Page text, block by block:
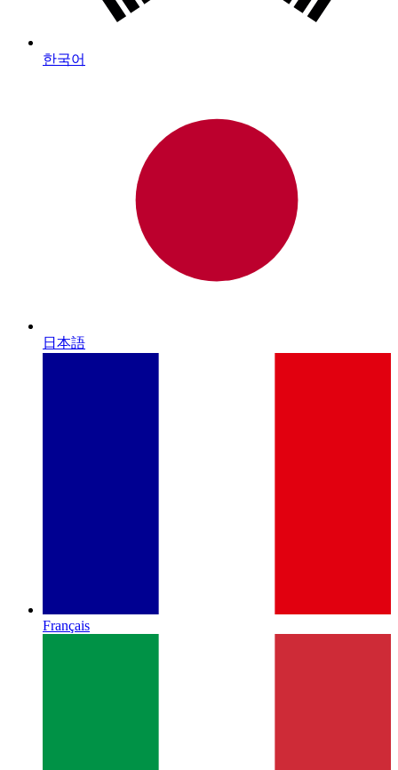
한국어
日本語
Français